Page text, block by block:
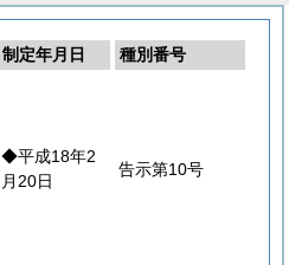
制定年月日
種別番号
◆平成18年2
月20日
告示第10号